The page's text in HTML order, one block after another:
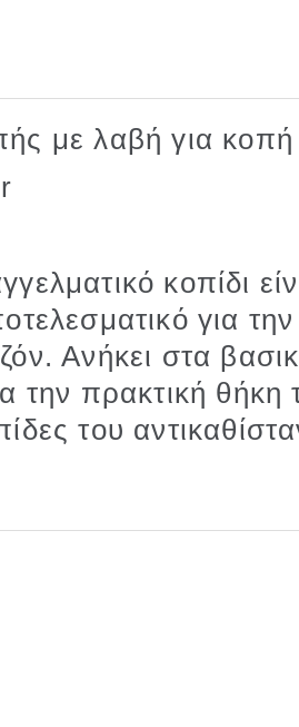
με λαβή για
κοπίδι
για
Ανήκει στα
την πρακτική
του